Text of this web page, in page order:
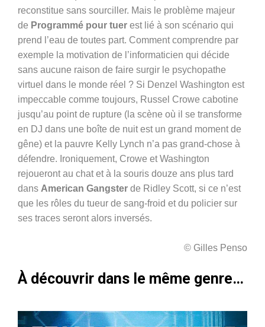
reconstitue sans sourciller. Mais le problème majeur
de Programmé pour tuer est lié à son scénario qui
prend l’eau de toutes part. Comment comprendre par
exemple la motivation de l’informaticien qui décide
sans aucune raison de faire surgir le psychopathe
virtuel dans le monde réel ? Si Denzel Washington est
impeccable comme toujours, Russel Crowe cabotine
jusqu’au point de rupture (la scène où il se transforme
en DJ dans une boîte de nuit est un grand moment de
gêne) et la pauvre Kelly Lynch n’a pas grand-chose à
défendre. Ironiquement, Crowe et Washington
rejoueront au chat et à la souris douze ans plus tard
dans American Gangster de Ridley Scott, si ce n’est
que les rôles du tueur de sang-froid et du policier sur
ses traces seront alors inversés.
© Gilles Penso
À découvrir dans le même genre…